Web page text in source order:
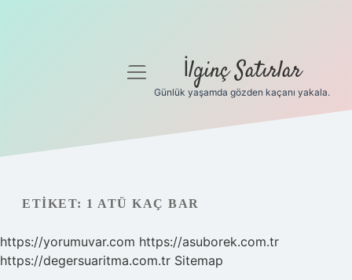
Gizlilik Politikası
menüyü
İlginç Satırlar
Günlük yaşamda gözden kaçanı yakala.
ETIKET: 1 ATÜ KAÇ BAR
https://yorumuvar.com https://asuborek.com.tr
https://degersuaritma.com.tr Sitemap